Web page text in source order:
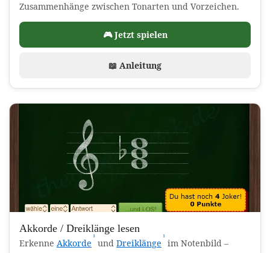
Zusammenhänge zwischen Tonarten und Vorzeichen.
🎮 Jetzt spielen
📖 Anleitung
Akkorde / Dreiklänge lesen
Erkenne Akkorde (Affiliate-Link)
¹ und Dreiklänge (Affiliate-Link)
¹ im Notenbild –